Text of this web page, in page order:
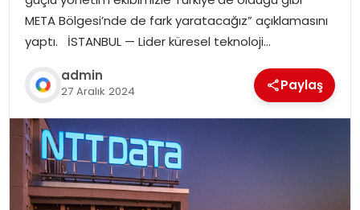
META Bölgesi’nde de fark yaratacağız” açıklamasını
yaptı. İSTANBUL — Lider küresel teknoloji…
admin
27 Aralık 2024 Paylaş